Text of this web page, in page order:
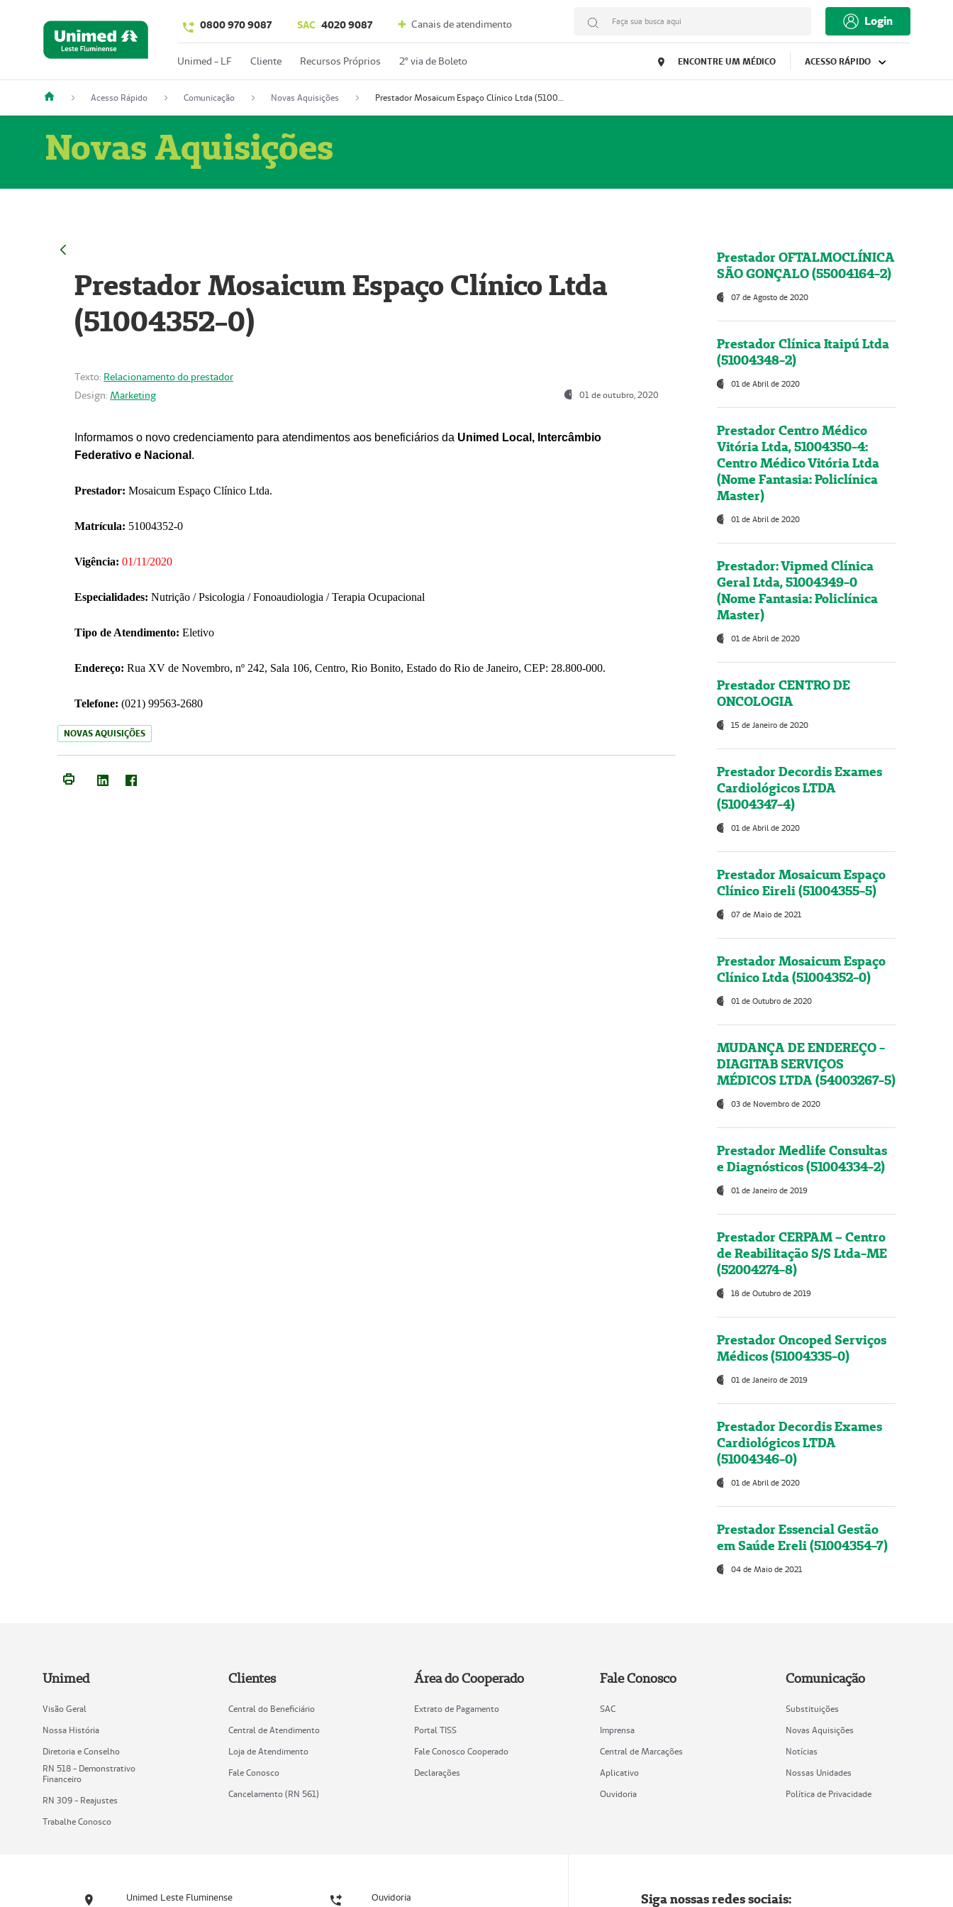
0800 970 9087 SAC 4020 9087 Canais de atendimento Faça sua busca aqui Login
Unimed - LF Cliente Recursos Próprios 2º via de Boleto ENCONTRE UM MÉDICO ACESSO RÁPIDO
Acesso Rápido Comunicação Novas Aquisições Prestador Mosaicum Espaço Clínico Ltda (51004352-0)
Novas Aquisições
Prestador Mosaicum Espaço Clínico Ltda
(51004352-0)
Texto: Relacionamento do prestador
Design: Marketing 01 de outubro, 2020
Informamos o novo credenciamento para atendimentos aos beneficiários da Unimed Local, Intercâmbio
Federativo e Nacional .
Prestador: Mosaicum Espaço Clínico Ltda.
Matrícula: 51004352-0
Vigência: 01/11/2020
Especialidades: Nutrição / Psicologia / Fonoaudiologia / Terapia Ocupacional
Tipo de Atendimento: Eletivo
Endereço: Rua XV de Novembro, nº 242, Sala 106, Centro, Rio Bonito, Estado do Rio de Janeiro, CEP: 28.800-000.
Telefone: (021) 99563-2680
NOVAS AQUISIÇÕES
Prestador OFTALMOCLÍNICA
SÃO GONÇALO (55004164-2)
07 de Agosto de 2020
Prestador Clínica Itaipú Ltda
(51004348-2)
01 de Abril de 2020
Prestador Centro Médico
Vitória Ltda, 51004350-4:
Centro Médico Vitória Ltda
(Nome Fantasia: Policlínica
Master)
01 de Abril de 2020
Prestador: Vipmed Clínica
Geral Ltda, 51004349-0
(Nome Fantasia: Policlínica
Master)
01 de Abril de 2020
Prestador CENTRO DE
ONCOLOGIA
15 de Janeiro de 2020
Prestador Decordis Exames
Cardiológicos LTDA
(51004347-4)
01 de Abril de 2020
Prestador Mosaicum Espaço
Clínico Eireli (51004355-5)
07 de Maio de 2021
Prestador Mosaicum Espaço
Clínico Ltda (51004352-0)
01 de Outubro de 2020
MUDANÇA DE ENDEREÇO -
DIAGITAB SERVIÇOS
MÉDICOS LTDA (54003267-5)
03 de Novembro de 2020
Prestador Medlife Consultas
e Diagnósticos (51004334-2)
01 de Janeiro de 2019
Prestador CERPAM – Centro
de Reabilitação S/S Ltda-ME
(52004274-8)
18 de Outubro de 2019
Prestador Oncoped Serviços
Médicos (51004335-0)
01 de Janeiro de 2019
Prestador Decordis Exames
Cardiológicos LTDA
(51004346-0)
01 de Abril de 2020
Prestador Essencial Gestão
em Saúde Ereli (51004354-7)
04 de Maio de 2021
Unimed
Visão Geral
Nossa História
Diretoria e Conselho
RN 518 - Demonstrativo
Financeiro
RN 309 - Reajustes
Trabalhe Conosco
Clientes
Central do Beneficiário
Central de Atendimento
Loja de Atendimento
Fale Conosco
Cancelamento (RN 561)
Área do Cooperado
Extrato de Pagamento
Portal TISS
Fale Conosco Cooperado
Declarações
Fale Conosco
SAC
Imprensa
Central de Marcações
Aplicativo
Ouvidoria
Comunicação
Substituições
Novas Aquisições
Notícias
Nossas Unidades
Política de Privacidade
Unimed Leste Fluminense Ouvidoria Siga nossas redes sociais: